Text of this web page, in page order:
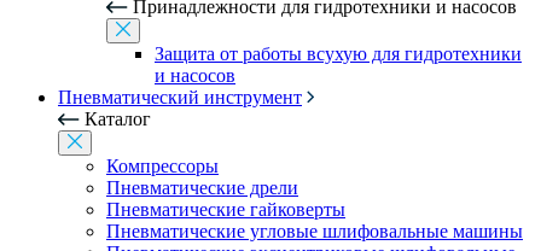
Принадлежности для гидротехники и насосов
Защита от работы всухую для гидротехники
и насосов
Пневматический инструмент
Каталог
Компрессоры
Пневматические дрели
Пневматические гайковерты
Пневматические угловые шлифовальные машины